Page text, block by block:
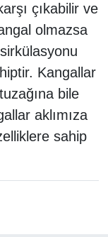
çıkabilir ve
olmazsa
Kangallar
bile
aklımıza
sahip